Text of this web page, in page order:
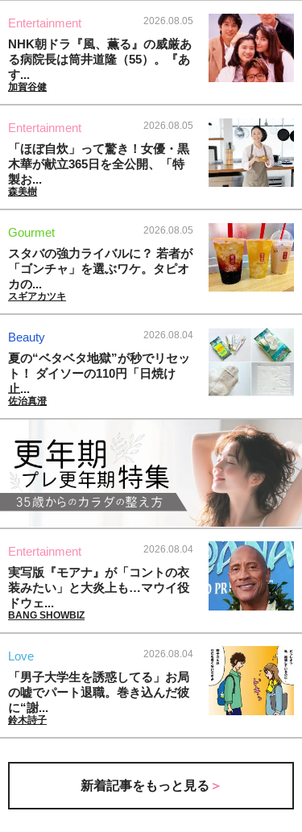
Entertainment 2026.08.05
NHK朝ドラ『風、薫る』の威厳あ
る病院長は筒井道隆（55）。『あ
す...
加賀谷健
Entertainment 2026.08.05
「ほぼ自炊」って驚き！女優・黒
木華が献立365日を全公開、「特
製お...
森美樹
Gourmet 2026.08.05
スタバの強力ライバルに？ 若者が
「ゴンチャ」を選ぶワケ。タピオ
カの...
スギアカツキ
Beauty 2026.08.04
夏の“ベタベタ地獄”が秒でリセッ
ト！ ダイソーの110円「日焼け
止...
佐治真澄
Entertainment 2026.08.04
実写版『モアナ』が「コントの衣
装みたい」と大炎上も…マウイ役
ドウェ...
BANG SHOWBIZ
Love 2026.08.04
「男子大学生を誘惑してる」お局
の嘘でパート退職。巻き込んだ彼
に“謝...
鈴木詩子
新着記事をもっと見る